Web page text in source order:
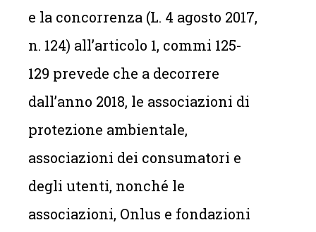
e la concorrenza (L. 4 agosto 2017,
n. 124) all’articolo 1, commi 125-
129 prevede che a decorrere
dall’anno 2018, le associazioni di
protezione ambientale,
associazioni dei consumatori e
degli utenti, nonché le
associazioni, Onlus e fondazioni